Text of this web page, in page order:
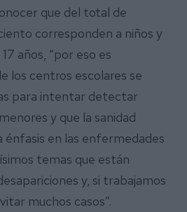
que del total de
corresponden a niños y
años, “por eso es
los centros escolares se
para intentar detectar
y que la sanidad
énfasis en las enfermedades
temas que están
y, si trabajamos
muchos casos”.